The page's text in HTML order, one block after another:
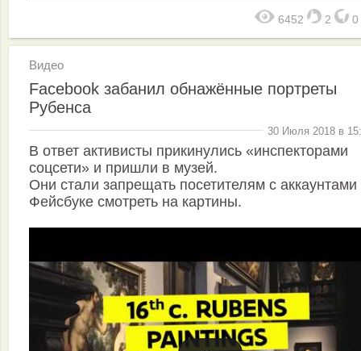
6452 2 0
Видео
Facebook забанил обнажённые портреты
Рубенса
30 Июля 2018 в
В ответ активисты прикинулись «инспекторами
соцсети» и пришли в музей.
Они стали запрещать посетителям с аккаунтами
Фейсбуке смотреть на картины.